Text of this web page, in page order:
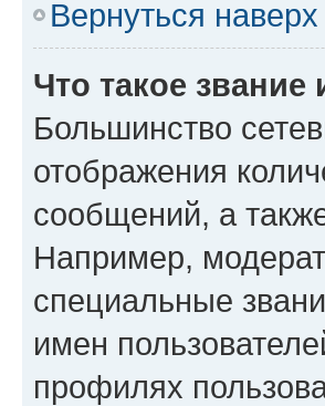
Вернуться наверх
Что такое звание
Большинство
отображения
сообщений, а
Например,
специальные
имен
профилях